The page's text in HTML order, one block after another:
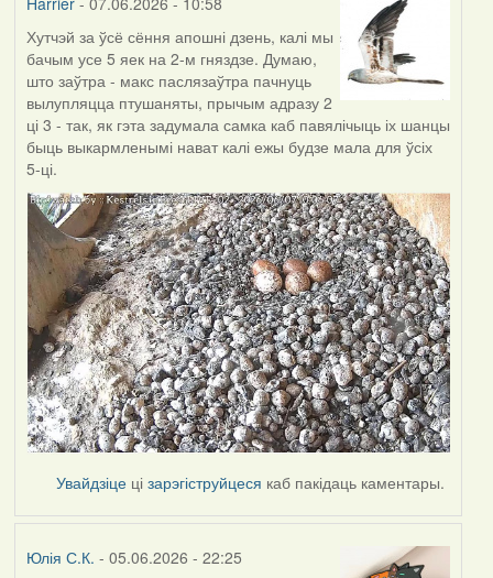
Хутчэй за ўсё сёння апошні дзень, калі мы
бачым усе 5 яек на 2-м гняздзе. Думаю,
што заўтра - макс паслязаўтра пачнуць
вылупляцца птушаняты, прычым адразу 2
ці 3 - так, як гэта задумала самка каб павялічыць іх шанцы
быць выкармленымі нават калі ежы будзе мала для ўсіх
5-ці.
Увайдзіце цізарэгіструйцеся каб пакідаць каментары.
Юлія С.К. - 05.06.2026 - 22:25